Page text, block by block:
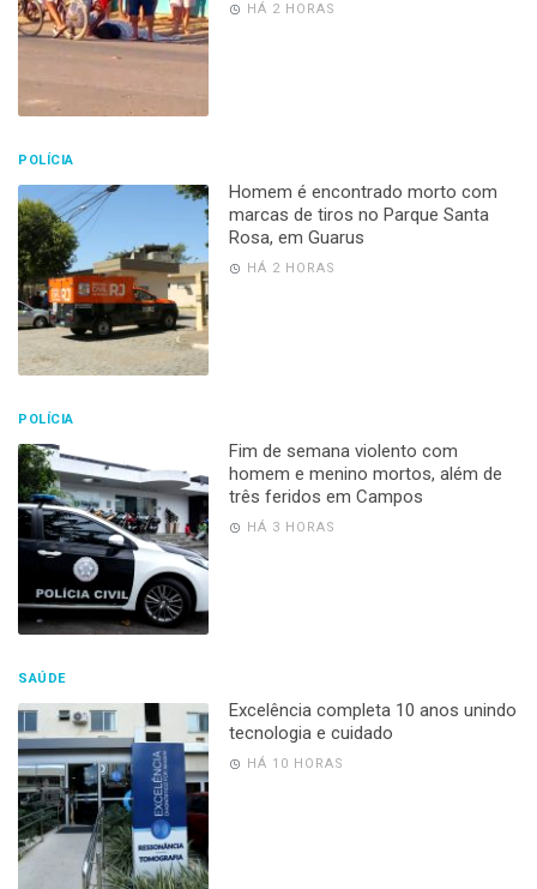
HÁ 2 HORAS
POLÍCIA
Homem é encontrado morto com
marcas de tiros no Parque Santa
Rosa, em Guarus
HÁ 2 HORAS
POLÍCIA
Fim de semana violento com
homem e menino mortos, além de
três feridos em Campos
HÁ 3 HORAS
SAÚDE
Excelência completa 10 anos unindo
tecnologia e cuidado
HÁ 10 HORAS